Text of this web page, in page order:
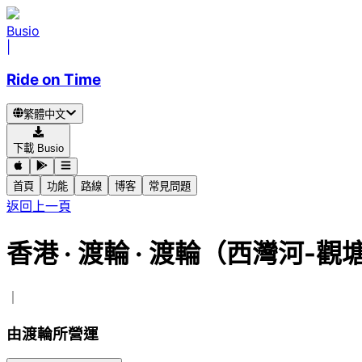
Busio
Ride on Time
繁體中文
下載 Busio
首頁 功能 路線 博客 常見問題
返回上一頁
香港· 渡輪 · 渡輪（西灣河-觀
由渡輪所營運